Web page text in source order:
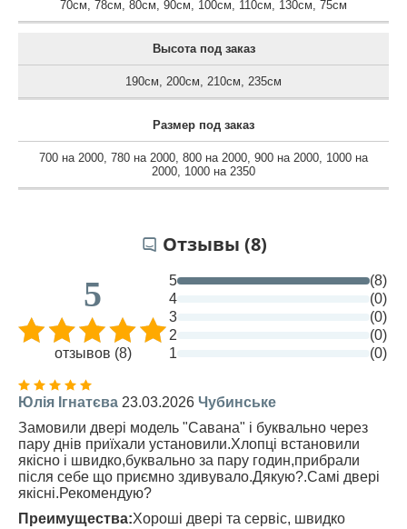
70см 78см 80см 90см 100см 110см 130см 75см
Высота под заказ
190см 200см 210см 235см
Размер под заказ
700 на 2000 780 на 2000 800 на 2000 900 на 2000 1000 на
2000 1000 на 2350
Отзывы (8)
5
отзывов (8)
5
(8)
4
(0)
3
(0)
2
(0)
1
(0)
Юлія Ігнатєва 23.03.2026 Чубинське
Замовили двері модель "Савана" і буквально через
пару днів приїхали установили.Хлопці встановили
якісно і швидко,буквально за пару годин,прибрали
після себе що приємно здивувало.Дякую?.Самі двері
якісні.Рекомендую?
Преимущества:Хороші двері та сервіс, швидко